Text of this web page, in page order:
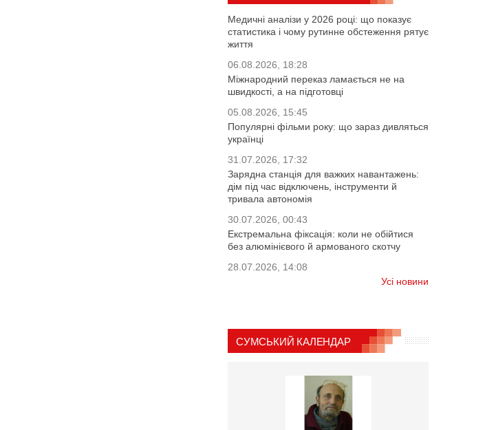
Медичні аналізи у 2026 році: що показує
статистика і чому рутинне обстеження рятує
життя
06.08.2026, 18:28
Міжнародний переказ ламається не на
швидкості, а на підготовці
05.08.2026, 15:45
Популярні фільми року: що зараз дивляться
українці
31.07.2026, 17:32
Зарядна станція для важких навантажень:
дім під час відключень, інструменти й
тривала автономія
30.07.2026, 00:43
Екстремальна фіксація: коли не обійтися
без алюмінієвого й армованого скотчу
28.07.2026, 14:08
Усі новини
СУМСЬКИЙ КАЛЕНДАР